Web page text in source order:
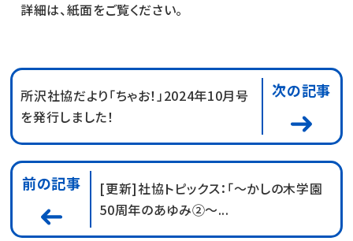
詳細は、紙面をご覧ください。
前の記事
[更新]社協トピックス：「～かしの木学園
50周年のあゆみ②～...
所沢社協だより「ちゃお！」2024年10月号
を発行しました！
次の記事